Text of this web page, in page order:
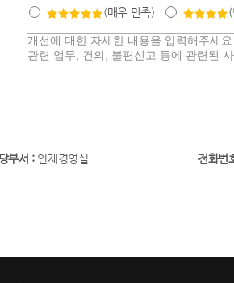
(매우 만족)
부서 : 인재경영실 전화번